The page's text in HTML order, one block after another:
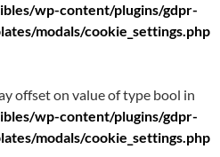
wp-content/plugins/gdpr-
modals/cookie_settings.php
offset on value of type bool in
wp-content/plugins/gdpr-
modals/cookie_settings.php